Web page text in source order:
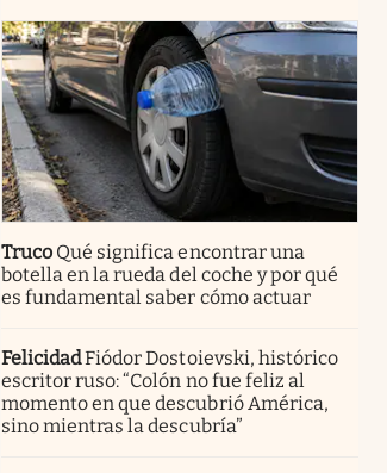
Truco Qué significa encontrar una
botella en la rueda del coche y por qué
es fundamental saber cómo actuar
FelicidadFiódor Dostoievski, histórico
escritor ruso: “Colón no fue feliz al
momento en que descubrió América,
sino mientras la descubría”